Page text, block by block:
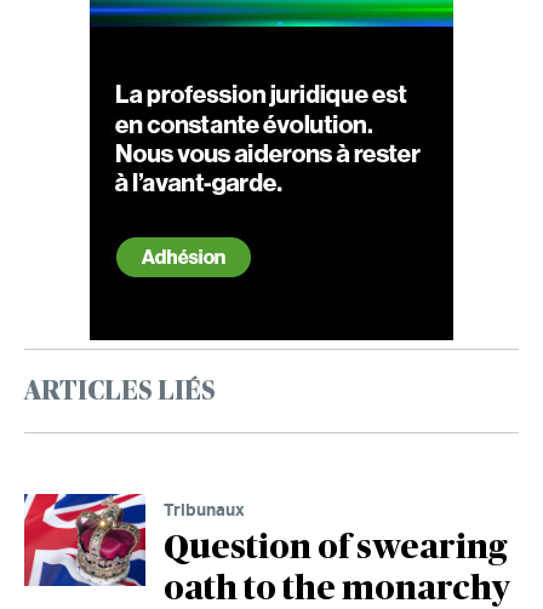
ARTICLES LIÉS
Tribunaux
Question of swearing
oath to the monarchy